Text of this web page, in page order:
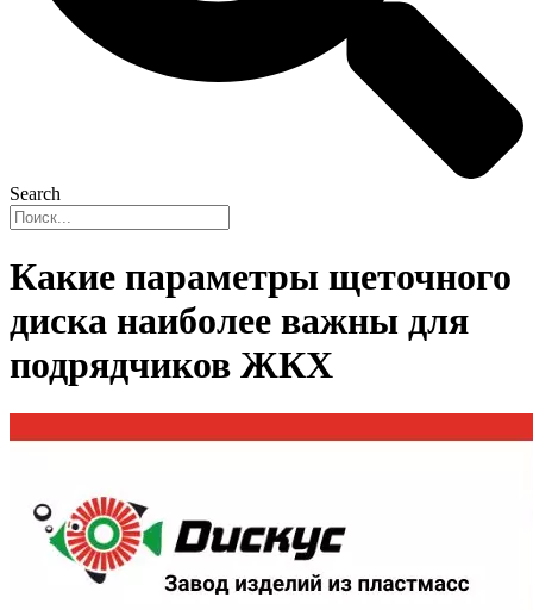
Search
Какие параметры щеточного
диска наиболее важны для
подрядчиков ЖКХ